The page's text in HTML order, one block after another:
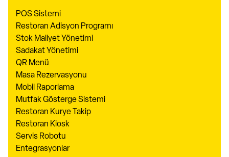
POS Sistemi
Restoran Adisyon Programı
Stok Maliyet Yönetimi
Sadakat Yönetimi
QR Menü
Masa Rezervasyonu
Mobil Raporlama
Mutfak Gösterge Sistemi
Restoran Kurye Takip
Restoran Kiosk
Servis Robotu
Entegrasyonlar